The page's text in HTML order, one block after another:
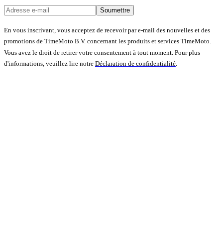
Soumettre
En vous inscrivant, vous acceptez de recevoir par e-mail des nouvelles et des
promotions de TimeMoto B.V. concernant les produits et services TimeMoto.
Vous avez le droit de retirer votre consentement à tout moment. Pour plus
d'informations, veuillez lire notre Déclaration de confidentialité